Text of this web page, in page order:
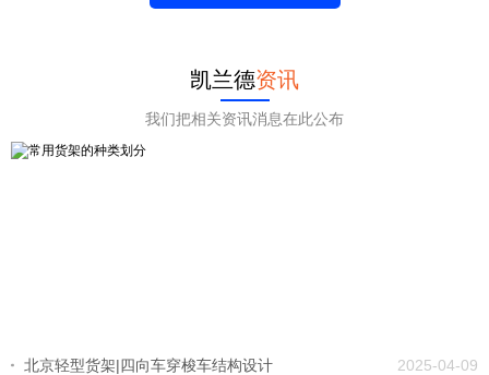
凯兰德资讯
我们把相关资讯消息在此公布
北京轻型货架|四向车穿梭车结构设计
2025-04-09